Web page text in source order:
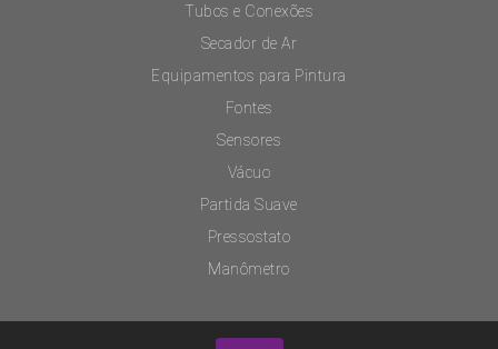
Tubos e Conexões
Secador de Ar
Equipamentos para Pintura
Fontes
Sensores
Vácuo
Partida Suave
Pressostato
Manômetro